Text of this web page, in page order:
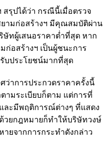
สรุปได้ว่า กรณีนี้เมื่อตรวจ
ามก่อสร้างฯ มีคุณสมบัติผ่าน
ทผู้เสนอราคาต่ำที่สุด หาก
ก่อสร้างฯ เป็นผู้ชนะการ
บประโยชน์มากที่สุด
ว่าการประกวดราคาครั้งนี้
ามระเบียบก็ตาม แต่การที่
ละมีพฤติการณ์ต่างๆ ที่แสดง
วยกฎหมายก็ทำให้บริษัทวงษ์
ายจากการกระทำดังกล่าว